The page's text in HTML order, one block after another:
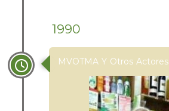
1990
MVOTMA Y Otros Actores